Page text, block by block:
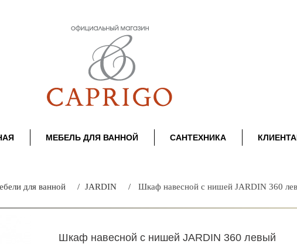
МЕБЕЛЬ ДЛЯ ВАННОЙ САНТЕХНИКА
для ванной JARDIN Шкаф навесной с нишей JARDIN 360
Шкаф навесной с нишей JARDIN 360 левый